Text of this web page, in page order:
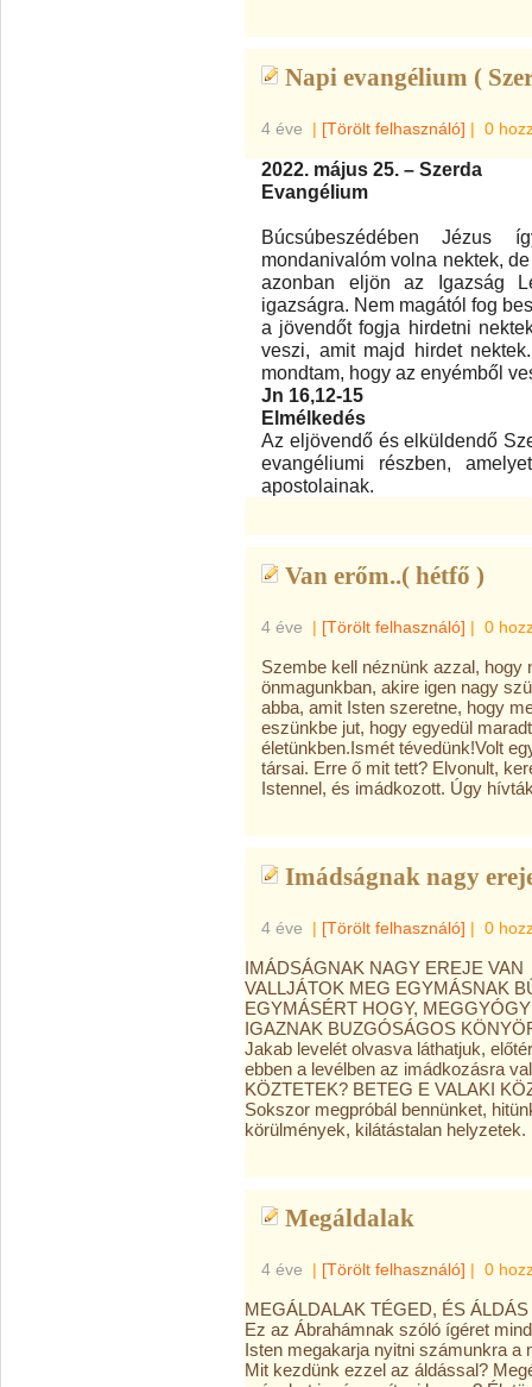
Napi evangélium (
4 éve | [Törölt felhasználó] | 0
2022. május 25. – Szerda
Evangélium
Búcsúbeszédében Jézus
mondanivalóm volna nektek,
azonban eljön az Igazság
igazságra. Nem magától fog
a jövendőt fogja hirdetni
veszi, amit majd hirdet
mondtam, hogy az enyémből
Jn 16,12-15
Elmélkedés
Az eljövendő és elküldendő
evangéliumi részben,
apostolainak.
Van erőm..( hétfő )
4 éve | [Törölt felhasználó] | 0
Szembe kell néznünk azzal, hogy
önmagunkban, akire igen nagy
abba, amit Isten szeretne, hogy
eszünkbe jut, hogy egyedül
életünkben.Ismét tévedünk!Volt
társai. Erre ő mit tett? Elvonult,
Istennel, és imádkozott. Úgy
Imádságnak nagy
4 éve | [Törölt felhasználó] | 0
IMÁDSÁGNAK NAGY EREJE VAN
VALLJÁTOK MEG EGYMÁSNAK
EGYMÁSÉRT HOGY,
IGAZNAK BUZGÓSÁGOS
Jakab levelét olvasva láthatjuk,
ebben a levélben az imádkozásra
KÖZTETEK? BETEG E VALAKI
Sokszor megpróbál bennünket,
körülmények, kilátástalan helyzetek.
Megáldalak
4 éve | [Törölt felhasználó] | 0
MEGÁLDALAK TÉGED, ÉS
Ez az Ábrahámnak szóló ígéret
Isten megakarja nyitni számunkra a
Mit kezdünk ezzel az áldással?